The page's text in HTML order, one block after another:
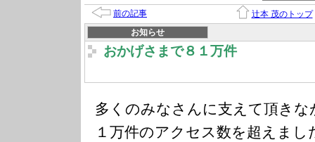
前の記事
辻本 茂のトップ
お知らせ
おかげさまで８１万件
多くのみなさんに支えて頂き
１万件のアクセス数を超えまし